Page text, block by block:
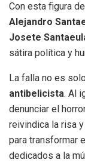
Con esta figura de
Alejandro
Josete
sátira política y
La falla no es
antibelicista. Al
denunciar el
reivindica la risa
para transformar
dedicados a la